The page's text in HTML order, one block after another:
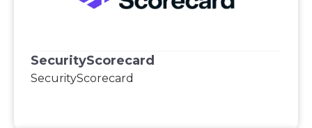
SecurityScorecard
SecurityScorecard